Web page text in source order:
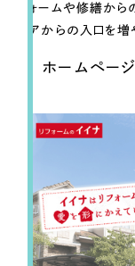
ォームや修繕から
アからの入口を増
ホームペー